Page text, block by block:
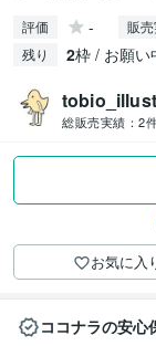
評価 - 販
残り 2枠 / お願い
tobio_illust
総販売実績： 2
お気に入
ココナラの安心